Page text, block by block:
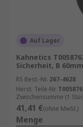
Auf Lager
Kahnetics
Sicherheit, B 60mm
RS Best.-Nr. 267-4628
Herst. Teile-Nr.
Zwischensumme (1
41,41 €(ohne MwSt.)
Menge